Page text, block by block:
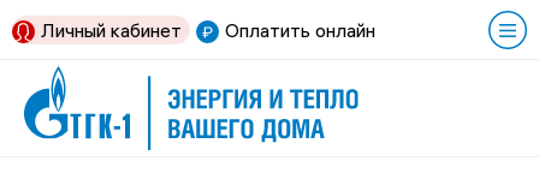
Оплатить онлайн
Личный кабинет